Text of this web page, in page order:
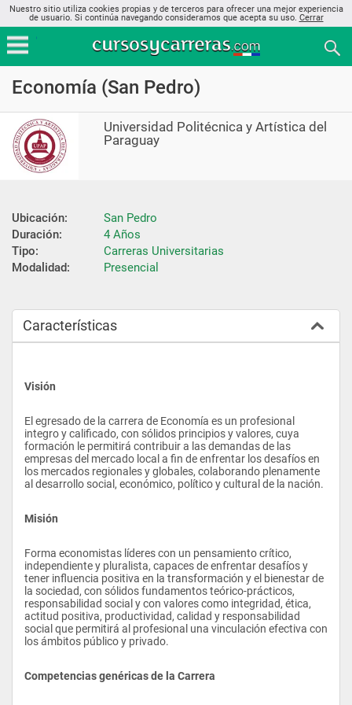
Nuestro sitio utiliza cookies propias y de terceros para ofrecer una mejor experiencia
de usuario. Si continúa navegando consideramos que acepta su uso. Cerrar
Economía (San Pedro)
Universidad Politécnica y Artística del
Paraguay
Ubicación:
San Pedro
Duración:
4 Años
Tipo:
Carreras Universitarias
Modalidad:
Presencial
Características
Visión
El egresado de la carrera de Economía es un profesional
integro y calificado, con sólidos principios y valores, cuya
formación le permitirá contribuir a las demandas de las
empresas del mercado local a fin de enfrentar los desafíos en
los mercados regionales y globales, colaborando plenamente
al desarrollo social, económico, político y cultural de la nación.
Misión
Forma economistas líderes con un pensamiento crítico,
independiente y pluralista, capaces de enfrentar desafíos y
tener influencia positiva en la transformación y el bienestar de
la sociedad, con sólidos fundamentos teórico-prácticos,
responsabilidad social y con valores como integridad, ética,
actitud positiva, productividad, calidad y responsabilidad
social que permitirá al profesional una vinculación efectiva con
los ámbitos público y privado.
Competencias genéricas de la Carrera